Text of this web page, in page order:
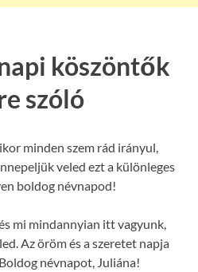
köszöntők
szóló
minden szem rád irányul,
veled ezt a különleges
boldog névnapod!
mi mindannyian itt vagyunk,
Az öröm és a szeretet napja
névnapot, Juliána!